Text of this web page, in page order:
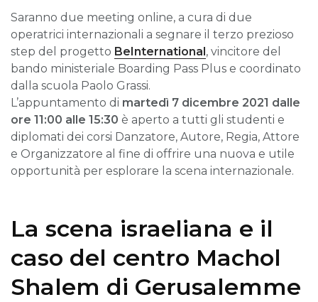
Saranno due meeting online, a cura di due
operatrici internazionali a segnare il terzo prezioso
step del progetto BeInternational , vincitore del
bando ministeriale Boarding Pass Plus e coordinato
dalla scuola Paolo Grassi.
L’appuntamento di martedì 7 dicembre 2021 dalle
ore 11:00 alle 15:30 è aperto a tutti gli studenti e
diplomati dei corsi Danzatore, Autore, Regia, Attore
e Organizzatore al fine di offrire una nuova e utile
opportunità per esplorare la scena internazionale.
La scena israeliana e il
caso del centro Machol
Shalem di Gerusalemme